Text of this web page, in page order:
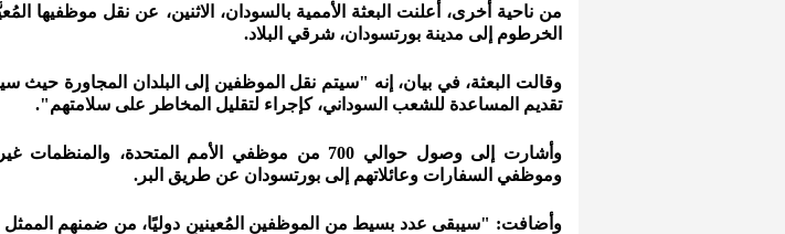
من ناحية أخرى، أعلنت البعثة الأممية بالسودان، الاثنين، عن نقل موظفيها
الخرطوم إلى مدينة بورتسودان، شرقي البلاد.
وقالت البعثة، في بيان، إنه "سيتم نقل الموظفين إلى البلدان المجاورة حيث
تقديم المساعدة للشعب السوداني، كإجراء لتقليل المخاطر على سلامتهم".
وأشارت إلى وصول حوالي 700 من موظفي الأمم المتحدة،
وموظفي السفارات وعائلاتهم إلى بورتسودان عن طريق البر.
وأضافت: "سيبقى عدد بسيط من الموظفين المُعينين دوليًا، من ضمنهم الممثل